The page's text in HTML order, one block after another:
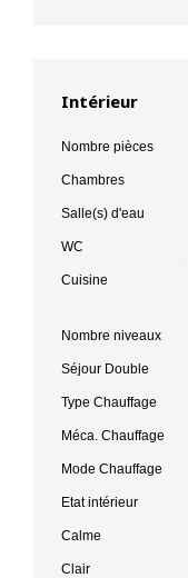
Intérieur
Nombre pièces
Chambres
Salle(s) d'eau
WC
Cuisine
Nombre niveaux
Séjour Double
Type Chauffage
Méca. Chauffage
Mode Chauffage
Etat intérieur
Calme
Clair